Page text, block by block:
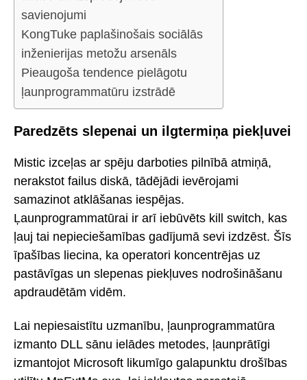
savienojumi
KongTuke paplašinošais sociālās
inženierijas metožu arsenāls
Pieaugoša tendence pielāgotu
ļaunprogrammatūru izstrādē
Paredzēts slepenai un ilgtermiņa piekļuvei
Mistic izceļas ar spēju darboties pilnībā atmiņā,
nerakstot failus diskā, tādējādi ievērojami
samazinot atklāšanas iespējas.
Ļaunprogrammatūrai ir arī iebūvēts kill switch, kas
ļauj tai nepieciešamības gadījumā sevi izdzēst. Šīs
īpašības liecina, ka operatori koncentrējas uz
pastāvīgas un slepenas piekļuves nodrošināšanu
apdraudētām vidēm.
Lai nepiesaistītu uzmanību, ļaunprogrammatūra
izmanto DLL sānu ielādes metodes, ļaunprātīgi
izmantojot Microsoft likumīgo galapunktu drošības